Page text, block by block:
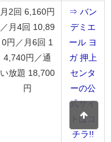
月2回 6,160円
／月4回 10,89
0円／月6回 1
4,740円／通
い放題 18,700
円
⇒ バン
デミエ
ール ヨ
ガ 押上
センタ
ーの公
式サイ
トはコ
チラ!!